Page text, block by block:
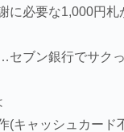
に必要な1,000円札
セブン銀行でサク
(キャッシュカード